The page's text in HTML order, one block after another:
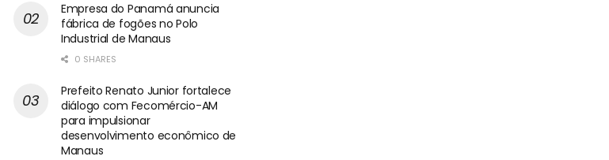
Empresa do Panamá anuncia
fábrica de fogões no Polo
Industrial de Manaus
0 SHARES
Prefeito Renato Junior fortalece
diálogo com Fecomércio-AM
para impulsionar
desenvolvimento econômico de
Manaus